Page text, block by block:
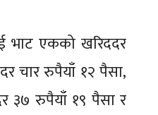
भाट एकको खरिददर
चार रुपैयाँ १२ पैसा,
३७ रुपैयाँ १९ पैसा र